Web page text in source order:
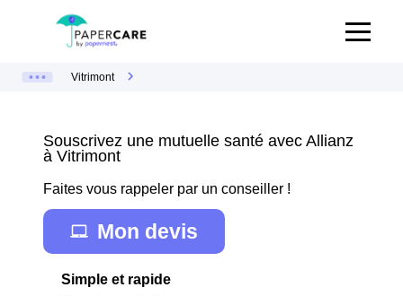
Vitrimont
Souscrivez une mutuelle santé avec Allianz
à Vitrimont
Faites vous rappeler par un conseiller !
Mon devis
Simple et rapide